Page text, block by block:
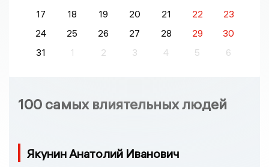
17
18 19 20 21 22
23
24
25 26 27 28 29
30
31
1 2 3 4 5 6
100 самых влиятельных людей
Якунин Анатолий Иванович